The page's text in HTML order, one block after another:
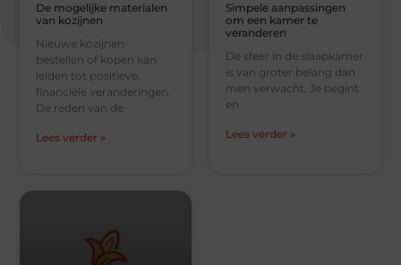
De mogelijke materialen
van kozijnen
Nieuwe kozijnen
bestellen of kopen kan
leiden tot positieve,
financiële veranderingen.
De reden van de
Lees verder »
Simpele aanpassingen
om een kamer te
veranderen
De sfeer in de slaapkamer
is van groter belang dan
men verwacht. Je begint
en
Lees verder »